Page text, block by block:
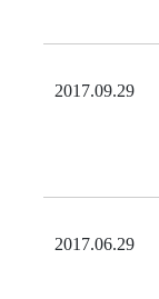
2017.09.29
2017.06.29